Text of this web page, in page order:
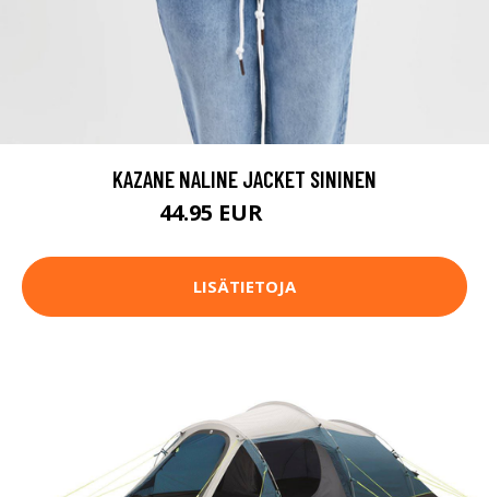
KAZANE NALINE JACKET SININEN
44.95 EUR
LISÄTIETOJA